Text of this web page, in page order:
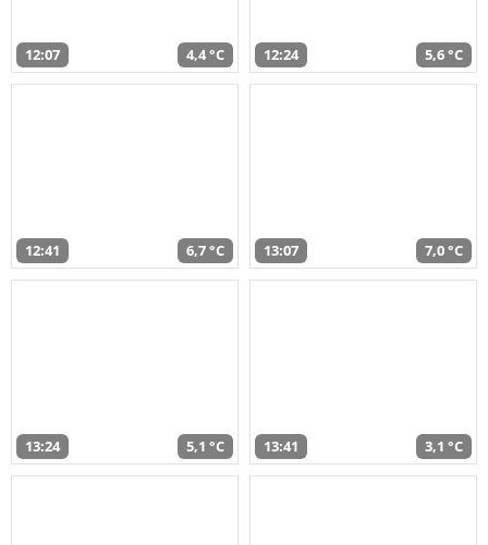
12:07 4,4 °C 12:24 5,6 °C
12:41 6,7 °C 13:07 7,0 °C
13:24 5,1 °C 13:41 3,1 °C